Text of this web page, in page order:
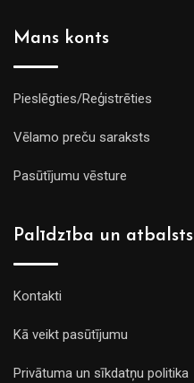
Mans konts
Pieslēgties/Reģistrēties
Vēlamo preču saraksts
Pasūtījumu vēsture
Palīdzība un atbalsts
Kontakti
Kā veikt pasūtījumu
Privātuma un sīkdatņu politika